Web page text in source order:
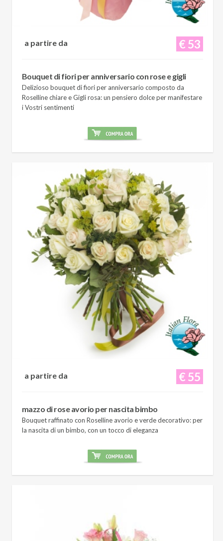
€ 53
a partire da
Bouquet di fiori per anniversario con rose e gigli
Delizioso bouquet di fiori per anniversario composto da
Roselline chiare e Gigli rosa: un pensiero dolce per manifestare
i Vostri sentimenti
€ 55
a partire da
mazzo di rose avorio per nascita bimbo
Bouquet raffinato con Roselline avorio e verde decorativo: per
la nascita di un bimbo, con un tocco di eleganza